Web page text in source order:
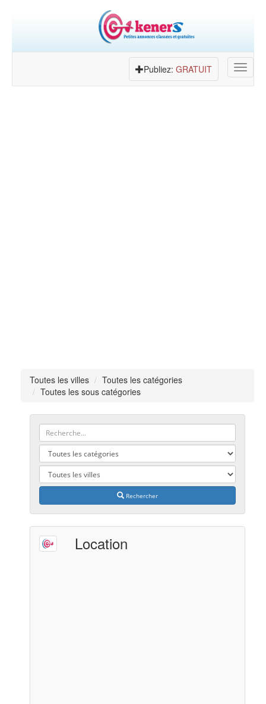
Toggle
Publiez: GRATUIT
Toutes les villes
Toutes les catégories
Toutes les sous catégories
Rechercher
Location